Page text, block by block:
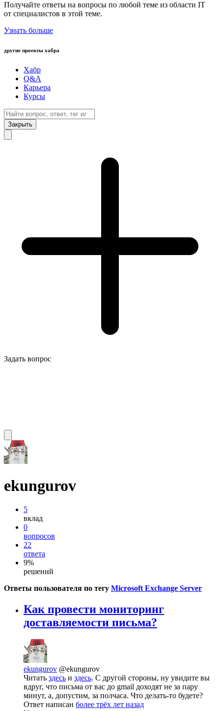
Получайте ответы на вопросы по любой теме из области IT
от специалистов в этой теме.
Узнать больше
другие проекты хабра
Хабр
Q&A
Карьера
Курсы
Закрыть
Задать вопрос
ekungurov
5
вклад
0
вопросов
22
ответа
9%
решений
Ответы пользователя по тегу Microsoft Exchange Server
Как провести мониторинг
доставляемости письма?
ekungurov @ekungurov
Читать здесь и здесь. С другой стороны, ну увидите вы
вдруг, что письма от вас до gmail доходят не за пару
минут, а, допустим, за полчаса. Что делать-то будете?
Ответ написан более трёх лет назад